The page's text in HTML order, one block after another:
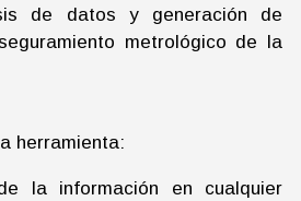
de datos y generación de
metrológico de la
herramienta:
la información en cualquier